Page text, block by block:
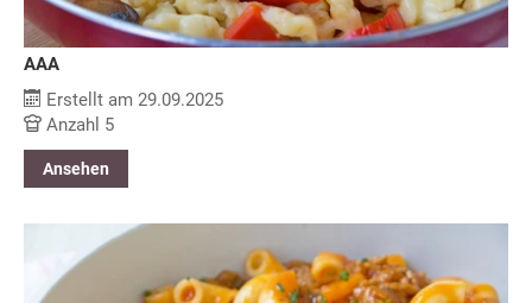
AAA
Erstellt am 29.09.2025
Anzahl 5
Ansehen